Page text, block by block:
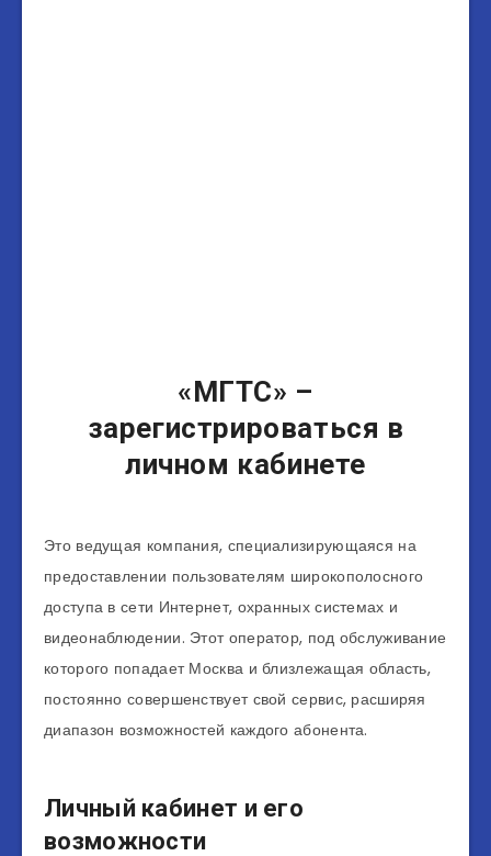
«МГТС» –
зарегистрироваться в
личном кабинете
Это ведущая компания, специализирующаяся на
предоставлении пользователям широкополосного
доступа в сети Интернет, охранных системах и
видеонаблюдении. Этот оператор, под обслуживание
которого попадает Москва и близлежащая область,
постоянно совершенствует свой сервис, расширяя
диапазон возможностей каждого абонента.
Личный кабинет и его
возможности